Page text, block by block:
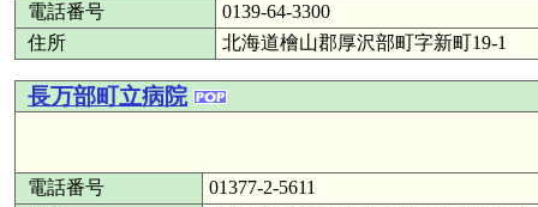
電話番号
0139-64-3300
住所
北海道檜山郡厚沢部町字新町19-1
長万部町立病院
電話番号
01377-2-5611